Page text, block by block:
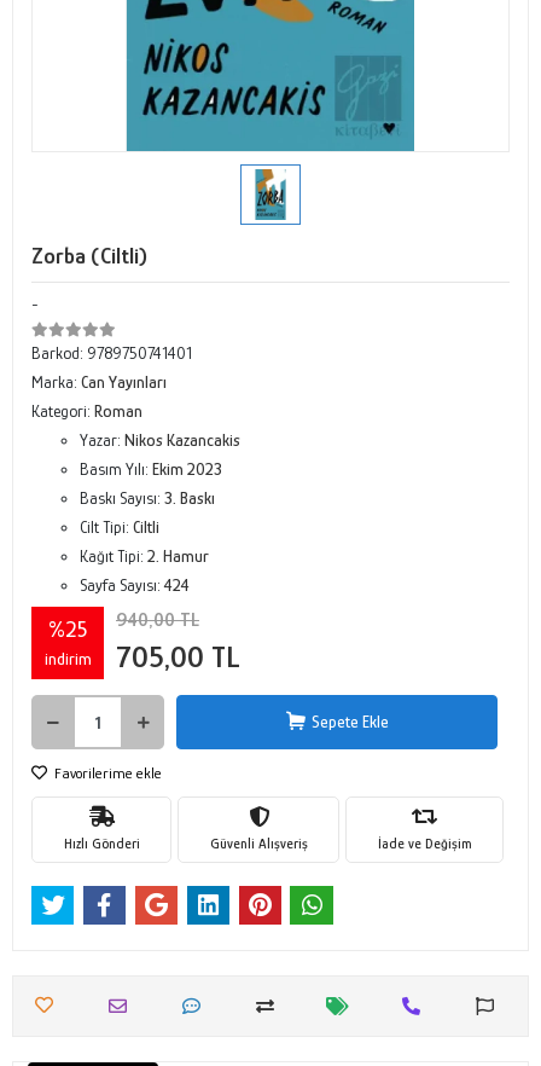
Zorba (Ciltli)
-
Barkod: 9789750741401
Marka: Can Yayınları
Kategori: Roman
Yazar: Nikos Kazancakis
Basım Yılı: Ekim 2023
Baskı Sayısı: 3. Baskı
Cilt Tipi: Ciltli
Kağıt Tipi: 2. Hamur
Sayfa Sayısı:424
%25
indirim
940,00 TL
705,00 TL
Sepete Ekle
Favorilerime ekle
Hızlı Gönderi Güvenli Alışveriş İade ve Değişim